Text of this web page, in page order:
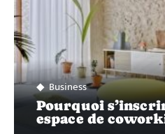
Business
Pourquoi
espace de